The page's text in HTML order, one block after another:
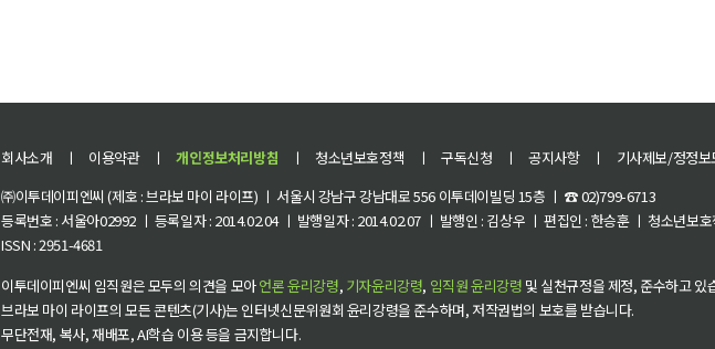
회사소개 ㅣ 이용약관 ㅣ 개인정보처리방침 ㅣ 청소년보호정책 ㅣ 구독신청 ㅣ 공지사항 ㅣ 기사제보/정정보
㈜이투데이피엔씨 (제호 : 브라보 마이 라이프) ㅣ 서울시 강남구 강남대로 556 이투데이빌딩 15층 ㅣ ☎ 02)799-6713
등록번호 : 서울아02992 ㅣ 등록일자 : 2014.02.04 ㅣ 발행일자 : 2014.02.07 ㅣ 발행인 : 김상우 ㅣ 편집인 : 한승훈 ㅣ 청소년보
ISSN : 2951-4681
이투데이피엔씨 임직원은 모두의 의견을 모아언론 윤리강령, 기자윤리강령, 임직원 윤리강령 및 실천규정을 제정, 준수하고 있
브라보 마이 라이프의 모든 콘텐츠(기사)는 인터넷신문위원회 윤리강령을 준수하며, 저작권법의 보호를 받습니다.
무단전재, 복사, 재배포, AI학습 이용 등을 금지합니다.